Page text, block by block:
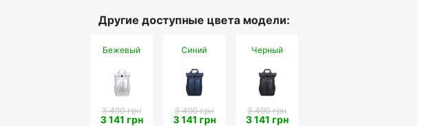
Другие доступные цвета модели:
Бежевый
3 490 грн
3 141 грн
Синий
3 490 грн
3 141 грн
Черный
3 490 грн
3 141 грн